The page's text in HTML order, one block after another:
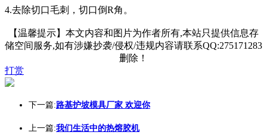
4.去除切口毛刺，切口倒R角。
【温馨提示】本文内容和图片为作者所有,本站只提供信息存
储空间服务,如有涉嫌抄袭/侵权/违规内容请联系QQ:275171283
删除！
打赏
下一篇:路基护坡模具厂家 欢迎你
上一篇:我们生活中的热熔胶机